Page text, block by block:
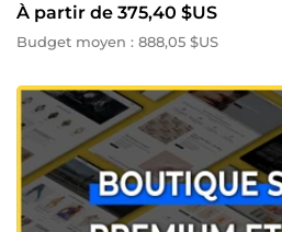
À partir de 375,40 $US
Budget moyen : 888,05 $US